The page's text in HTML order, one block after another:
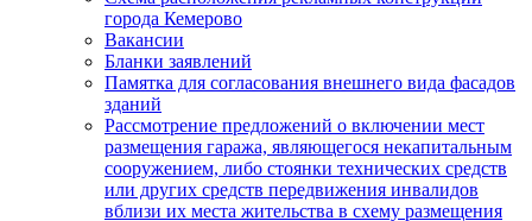
города Кемерово
Вакансии
Бланки заявлений
Памятка для согласования внешнего вида фасадов
зданий
Рассмотрение предложений о включении мест
размещения гаража, являющегося некапитальным
сооружением, либо стоянки технических средств
или других средств передвижения инвалидов
вблизи их места жительства в схему размещения